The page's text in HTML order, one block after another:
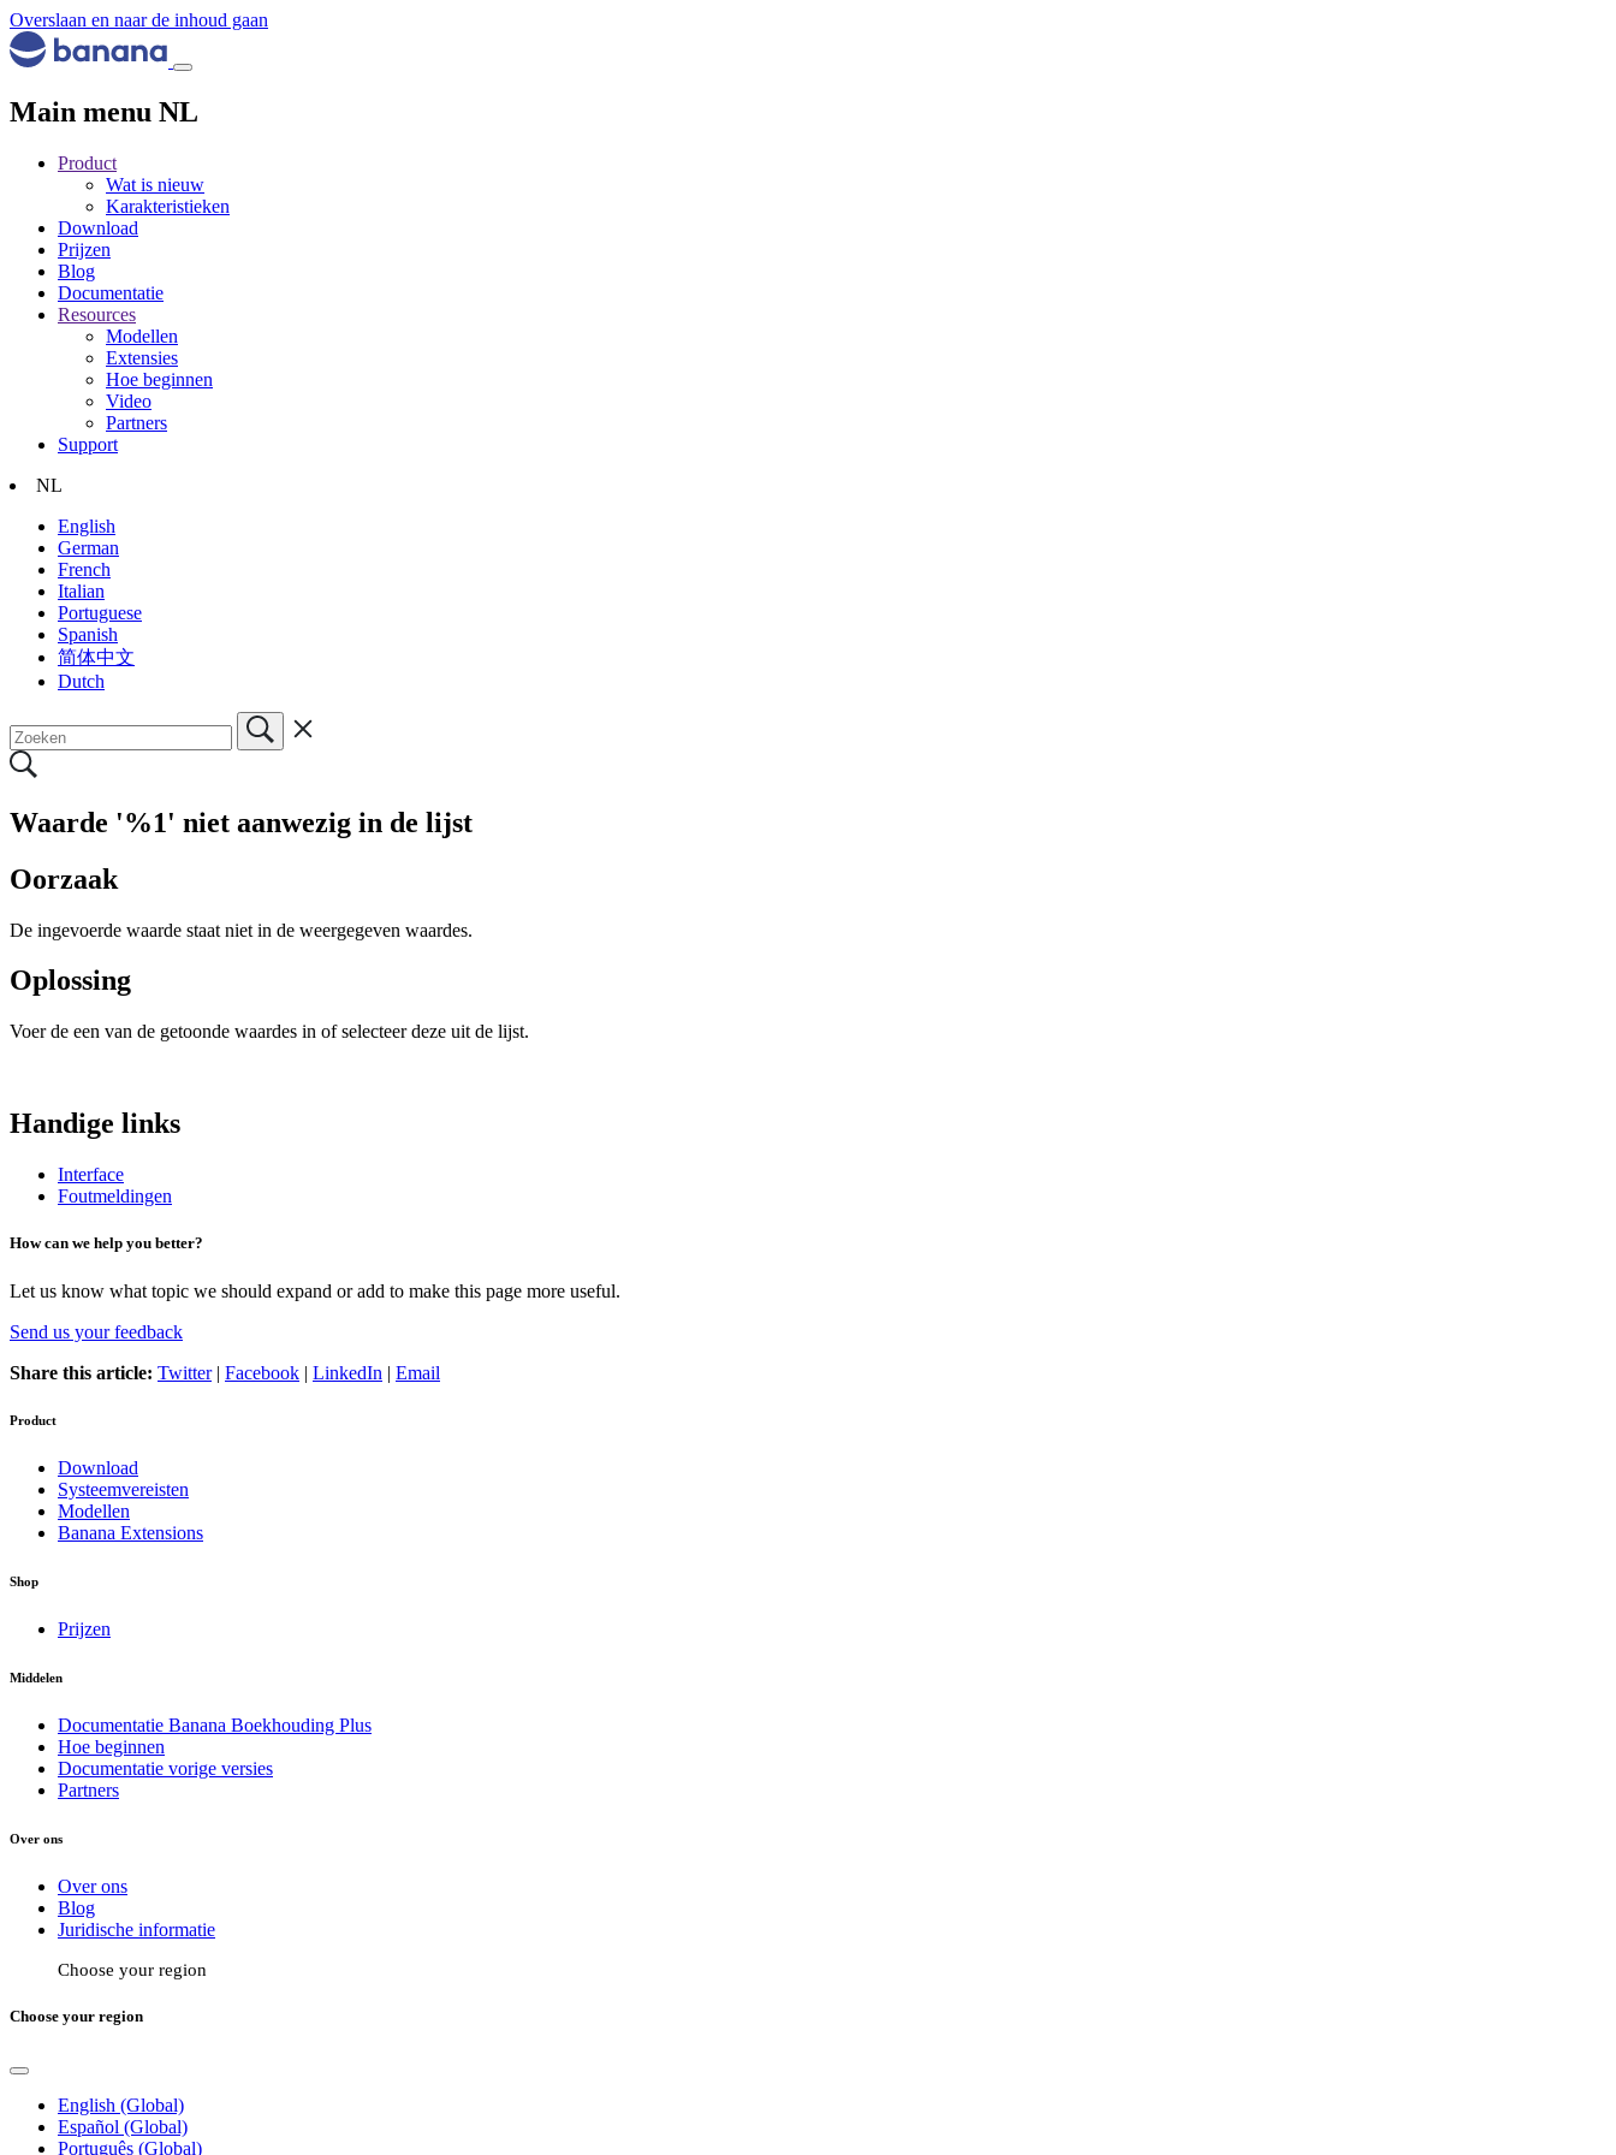
Overslaan en naar de inhoud gaan
Main menu NL
Product
Wat is nieuw
Karakteristieken
Download
Prijzen
Blog
Documentatie
Resources
Modellen
Extensies
Hoe beginnen
Video
Partners
Support
NL
English
German
French
Italian
Portuguese
Spanish
简体中文
Dutch
Waarde '%1' niet aanwezig in de lijst
Oorzaak
De ingevoerde waarde staat niet in de weergegeven waardes.
Oplossing
Voer de een van de getoonde waardes in of selecteer deze uit de lijst.
Handige links
Interface
Foutmeldingen
How can we help you better?
Let us know what topic we should expand or add to make this page more useful.
Send us your feedback
Share this article: Twitter| Facebook | LinkedIn | Email
Product
Download
Systeemvereisten
Modellen
Banana Extensions
Shop
Prijzen
Middelen
Documentatie Banana Boekhouding Plus
Hoe beginnen
Documentatie vorige versies
Partners
Over ons
Over ons
Blog
Juridische informatie
Choose your region
Choose your region
English (Global)
Español (Global)
Português (Global)